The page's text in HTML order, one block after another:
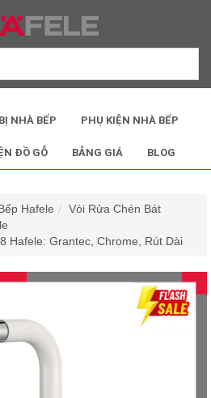
NHÀ BẾP PHỤ KIỆN NHÀ BẾP
ĐỒ GỖ BẢNG GIÁ BLOG
Hafele
Vòi Rửa Chén Bát
Hafele: Grantec, Chrome, Rút Dài